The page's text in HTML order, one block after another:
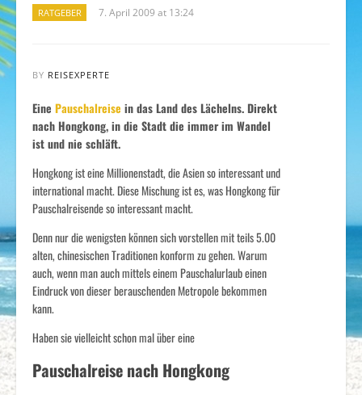
RATGEBER 7. April 2009 at 13:24
BY REISEXPERTE
Eine Pauschalreise in das Land des Lächelns. Direkt
nach Hongkong, in die Stadt die immer im Wandel
ist und nie schläft.
Hongkong ist eine Millionenstadt, die Asien so interessant und
international macht. Diese Mischung ist es, was Hongkong für
Pauschalreisende so interessant macht.
Denn nur die wenigsten können sich vorstellen mit teils 5.00
alten, chinesischen Traditionen konform zu gehen. Warum
auch, wenn man auch mittels einem Pauschalurlaub einen
Eindruck von dieser berauschenden Metropole bekommen
kann.
Haben sie vielleicht schon mal über eine
Pauschalreise nach Hongkong